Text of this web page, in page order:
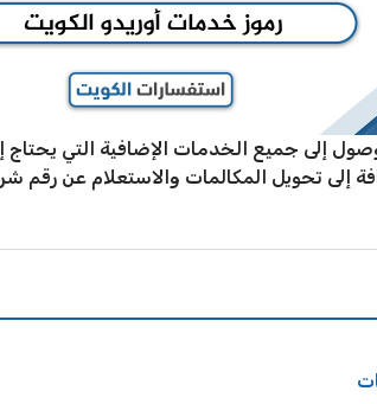
إلى جميع الخدمات الإضافية التي يحتاج
إلى تحويل المكالمات والاستعلام عن رقم